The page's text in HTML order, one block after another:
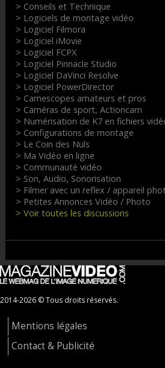
> Conseils et Technique
> Logiciels de montage vidéo
> Logiciel Filmora
> Logiciel iMovie
> Logiciel FCPX
> Logiciel Pinnacle Studio
> Logiciel DaVinci Resolve
> Logiciel PowerDirector
> Camescopes amateurs et pros
> Caméras de sport, Actioncam
> Numérisation de K7 en fichiers
> Configurations de montage
> Le Coin des Nuls
> Ma Vidéo en ligne
> Communauté vidéo
> Son, Audio, Sonorisation
> Filmer avec un reflex / appareil
> Petites Annonces Vidéo / Photo
> Voir toutes les discussions
2014-2026 © Tous droits réservés.
Mentions légales
Contact & Publicité